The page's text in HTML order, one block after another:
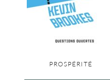
PROSPÉRITÉ